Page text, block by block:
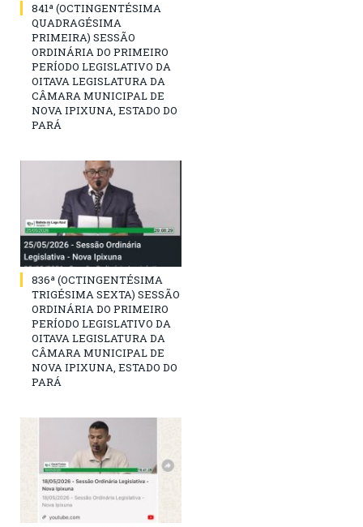
841ª (OCTINGENTÉSIMA
QUADRAGÉSIMA
PRIMEIRA) SESSÃO
ORDINÁRIA DO PRIMEIRO
PERÍODO LEGISLATIVO DA
OITAVA LEGISLATURA DA
CÂMARA MUNICIPAL DE
NOVA IPIXUNA, ESTADO DO
PARÁ
836ª (OCTINGENTÉSIMA
TRIGÉSIMA SEXTA) SESSÃO
ORDINÁRIA DO PRIMEIRO
PERÍODO LEGISLATIVO DA
OITAVA LEGISLATURA DA
CÂMARA MUNICIPAL DE
NOVA IPIXUNA, ESTADO DO
PARÁ